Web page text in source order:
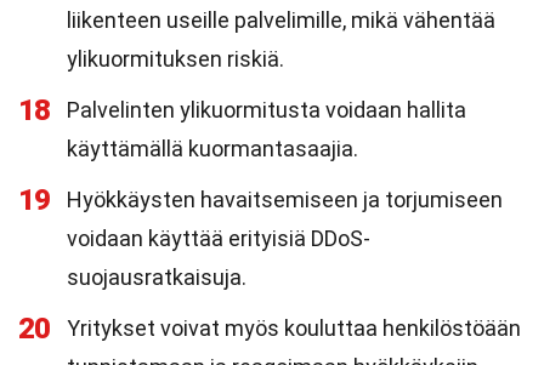
liikenteen useille palvelimille, mikä vähentää
ylikuormituksen riskiä.
18
Palvelinten ylikuormitusta voidaan hallita
käyttämällä kuormantasaajia.
19
Hyökkäysten havaitsemiseen ja torjumiseen
voidaan käyttää erityisiä DDoS-
suojausratkaisuja.
20
Yritykset voivat myös kouluttaa henkilöstöään